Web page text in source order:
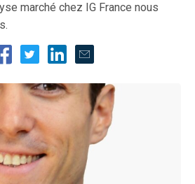
marché chez IG France nous